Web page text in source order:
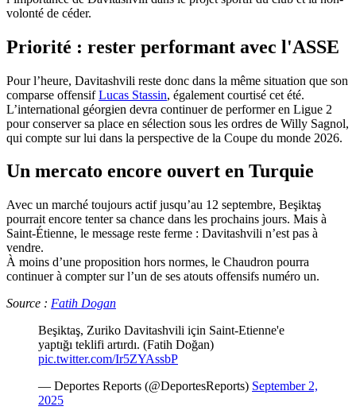
volonté de céder.
Priorité : rester performant avec l'ASSE
Pour l’heure, Davitashvili reste donc dans la même situation que son
comparse offensifLucas Stassin, également courtisé cet été.
L’international géorgien devra continuer de performer en Ligue 2
pour conserver sa place en sélection sous les ordres de Willy Sagnol,
qui compte sur lui dans la perspective de la Coupe du monde 2026.
Un mercato encore ouvert en Turquie
Avec un marché toujours actif jusqu’au 12 septembre, Beşiktaş
pourrait encore tenter sa chance dans les prochains jours. Mais à
Saint-Étienne, le message reste ferme : Davitashvili n’est pas à
vendre.
À moins d’une proposition hors normes, le Chaudron pourra
continuer à compter sur l’un de ses atouts offensifs numéro un.
Source : Fatih Dogan
Beşiktaş, Zuriko Davitashvili için Saint-Etienne'e
yaptığı teklifi artırdı. (Fatih Doğan)
pic.twitter.com/Ir5ZYAssbP
— Deportes Reports (@DeportesReports) September 2,
2025